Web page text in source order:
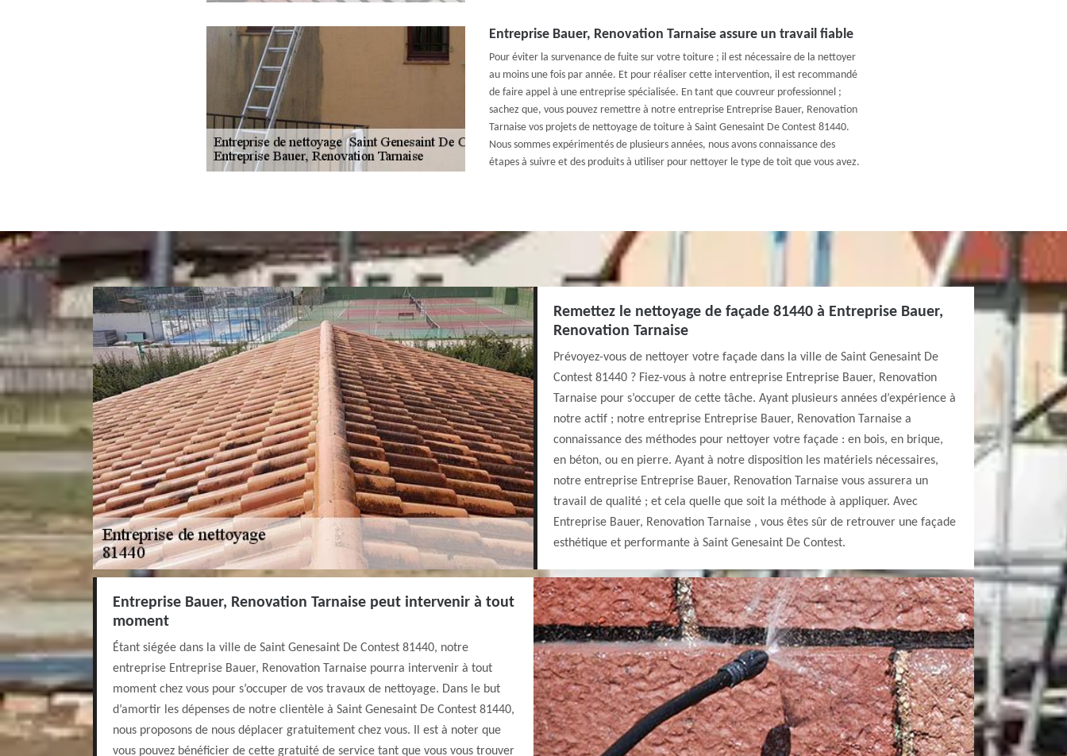
Entreprise Bauer, Renovation Tarnaise assure un travail fiable
Pour éviter la survenance de fuite sur votre toiture ; il est nécessaire de la nettoyer
au moins une fois par année. Et pour réaliser cette intervention, il est recommandé
de faire appel à une entreprise spécialisée. En tant que couvreur professionnel ;
sachez que, vous pouvez remettre à notre entreprise Entreprise Bauer, Renovation
Tarnaise vos projets de nettoyage de toiture à Saint Genesaint De Contest 81440.
Nous sommes expérimentés de plusieurs années, nous avons connaissance des
étapes à suivre et des produits à utiliser pour nettoyer le type de toit que vous avez.
Remettez le nettoyage de façade 81440 à Entreprise Bauer,
Renovation Tarnaise
Prévoyez-vous de nettoyer votre façade dans la ville de Saint Genesaint De
Contest 81440 ? Fiez-vous à notre entreprise Entreprise Bauer, Renovation
Tarnaise pour s’occuper de cette tâche. Ayant plusieurs années d’expérience à
notre actif ; notre entreprise Entreprise Bauer, Renovation Tarnaise a
connaissance des méthodes pour nettoyer votre façade : en bois, en brique,
en béton, ou en pierre. Ayant à notre disposition les matériels nécessaires,
notre entreprise Entreprise Bauer, Renovation Tarnaise vous assurera un
travail de qualité ; et cela quelle que soit la méthode à appliquer. Avec
Entreprise Bauer, Renovation Tarnaise , vous êtes sûr de retrouver une façade
esthétique et performante à Saint Genesaint De Contest.
Entreprise Bauer, Renovation Tarnaise peut intervenir à tout
moment
Étant siégée dans la ville de Saint Genesaint De Contest 81440, notre
entreprise Entreprise Bauer, Renovation Tarnaise pourra intervenir à tout
moment chez vous pour s’occuper de vos travaux de nettoyage. Dans le but
d’amortir les dépenses de notre clientèle à Saint Genesaint De Contest 81440,
nous proposons de nous déplacer gratuitement chez vous. Il est à noter que
vous pouvez bénéficier de cette gratuité de service tant que vous vous trouver